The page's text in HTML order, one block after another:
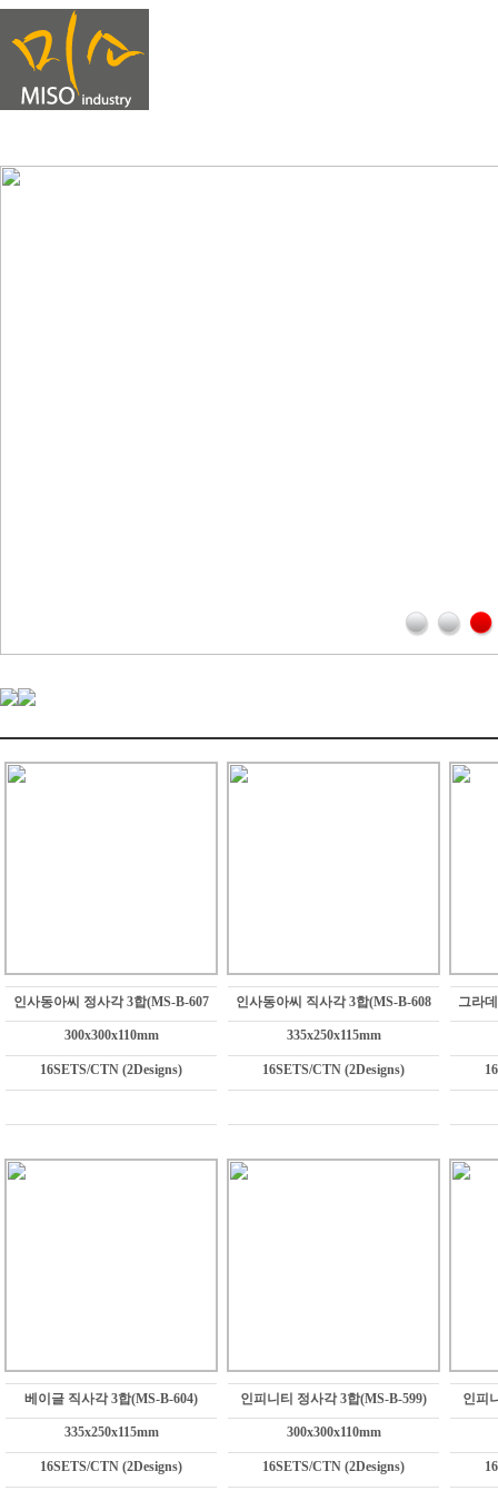
인사동아씨 정사각 3합(MS-B-607
300x300x110mm
16SETS/CTN (2Designs)
인사동아씨 직사각 3합(MS-B-608
335x250x115mm
16SETS/CTN (2Designs)
그라
베이글 직사각 3합(MS-B-604)
335x250x115mm
16SETS/CTN (2Designs)
인피니티 정사각 3합(MS-B-599)
300x300x110mm
16SETS/CTN (2Designs)
인피